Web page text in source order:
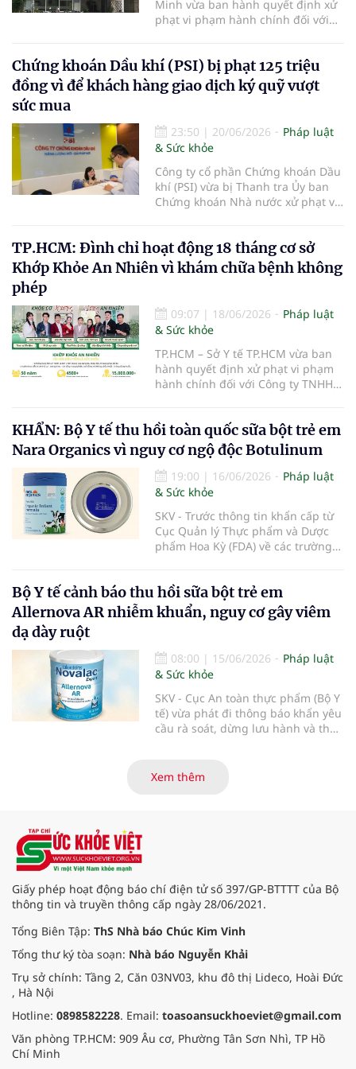
Minh vừa ban hành quyết định xử
phạt vi phạm hành chính đối với
Bệnh viện Ánh Dương, với tổng số
tiền 149 triệu đồng do nhiều vi
phạm trong hoạt động khám, chữa
Chứng khoán Dầu khí (PSI) bị phạt 125 triệu
đồng vì để khách hàng giao dịch ký quỹ vượt
sức mua
23:50 | 20/06/2026
Pháp luật
& Sức khỏe
Công ty cổ phần Chứng khoán Dầu
khí (PSI) vừa bị Thanh tra Ủy ban
Chứng khoán Nhà nước xử phạt vi
khoán.
TP.HCM: Đình chỉ hoạt động 18 tháng cơ sở
Khớp Khỏe An Nhiên vì khám chữa bệnh không
phép
09:07 | 18/06/2026
Pháp luật
& Sức khỏe
TP.HCM – Sở Y tế TP.HCM vừa ban
hành quyết định xử phạt vi phạm
hành chính đối với Công ty TNHH
vụ khám bệnh, chữa bệnh khi chưa
được cấp giấy phép hoạt động
theo quy định của pháp luật.
KHẨN: Bộ Y tế thu hồi toàn quốc sữa bột trẻ em
Nara Organics vì nguy cơ ngộ độc Botulinum
19:00 | 16/06/2026
Pháp luật
& Sức khỏe
SKV - Trước thông tin khẩn cấp từ
Cục Quản lý Thực phẩm và Dược
phẩm Hoa Kỳ (FDA) về các trường
toàn thực phẩm (Bộ Y tế) đã liên
tiếp ban hành các công văn hỏa
tốc yêu cầu rà soát, thu hồi triệt để
thuộc thương hiệu Nara Organics
tại thị trường Việt Nam nhằm bảo
vệ tuyệt đối sức khỏe người tiêu
dùng.
Bộ Y tế cảnh báo thu hồi sữa bột trẻ em
Allernova AR nhiễm khuẩn, nguy cơ gây viêm
dạ dày ruột
08:00 | 15/06/2026
Pháp luật
& Sức khỏe
SKV - Cục An toàn thực phẩm (Bộ Y
tế) vừa phát đi thông báo khẩn yêu
cầu rà soát, dừng lưu hành và thu
sản xuất sau khi ghi nhận nhiều
Xem thêm
Giấy phép hoạt động báo chí điện tử số 397/GP-BTTTT của Bộ
thông tin và truyền thông cấp ngày 28/06/2021.
Tổng Biên Tập: ThS Nhà báo Chúc Kim Vinh
Tổng thư ký tòa soạn: Nhà báo Nguyễn Khải
Trụ sở chính: Tầng 2, Căn 03NV03, khu đô thị Lideco, Hoài Đức
, Hà Nội
Hotline: 0898582228. Email: toasoansuckhoeviet@gmail.com
Văn phòng TP.HCM: 909 Âu cơ, Phường Tân Sơn Nhì, TP Hồ
Chí Minh